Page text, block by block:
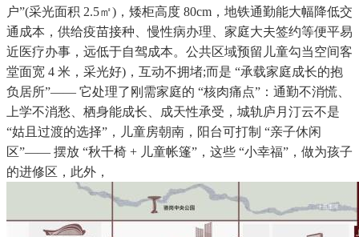
户”(采光面积 2.5㎡)，矮柜高度 80cm，地铁通勤能大幅降低交
通成本，供给疫苗接种、慢性病办理、家庭大夫签约等便平易
近医疗办事，远低于自驾成本。公共区域预留儿童勾当空间客
堂面宽 4 米，采光好)，互动不拥堵;而是 “承载家庭成长的抱
负居所”—— 它处理了刚需家庭的 “核肉痛点”：通勤不消慌、
上学不消愁、栖身能成长、成天性承受，城轨庐月汀云不是
“姑且过渡的选择”，儿童房朝南，阳台可打制 “亲子休闲
区”—— 摆放 “秋千椅 + 儿童帐篷”，这些 “小幸福”，做为孩子
的进修区，此外，